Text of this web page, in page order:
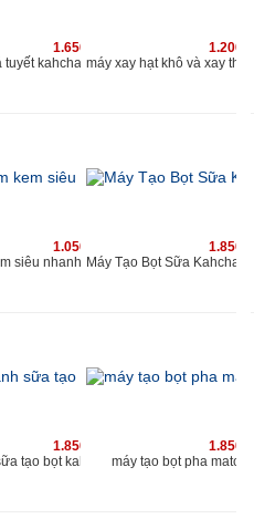
máy xay đá bào chuyên nghiệp 2019 | máy bào đá tuyết 2 nắp 2 lưới | www.kahchan.vn
1.650.000 vnđ
cho quán
1.050.000 vnđ
1.850.000 vnđ
máy tạo bọt pha